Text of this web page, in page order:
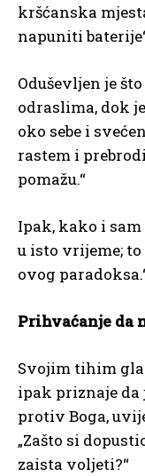
kršćanska
napuniti
Oduševljen je
odraslima, dok
oko sebe i
rastem i
pomažu.“
Ipak, kako i sam
u isto vrijeme;
ovog
Prihvaćanje da
Svojim tihim
ipak priznaje da
protiv Boga,
„Zašto si
zaista voljeti?“